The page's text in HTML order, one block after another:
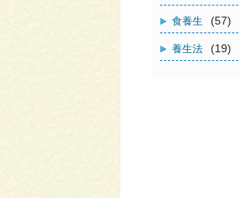
食養生 (57)
養生法 (19)